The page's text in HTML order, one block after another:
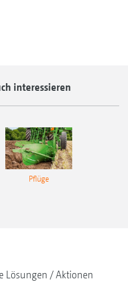
interessieren
Pflüge
Lösungen
Aktionen